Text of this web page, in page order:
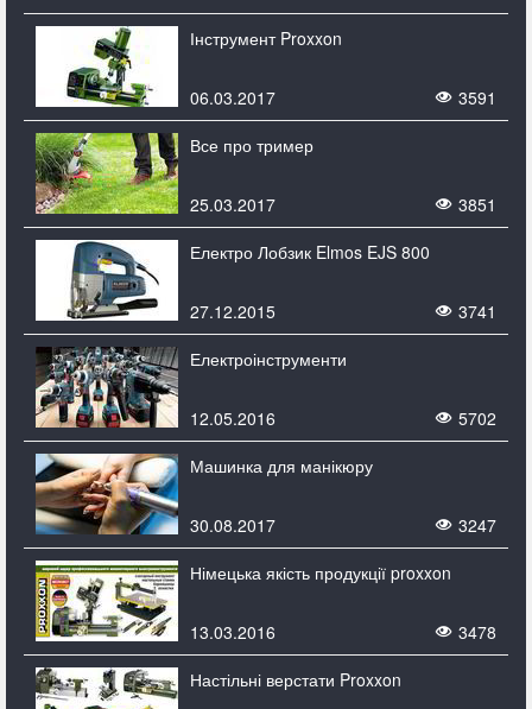
Інструмент Proxxon
06.03.2017
3591
Все про тример
25.03.2017
3851
Електро Лобзик Elmos EJS 800
27.12.2015
3741
Електроінструменти
12.05.2016
5702
Машинка для манікюру
30.08.2017
3247
Німецька якість продукції proxxon
13.03.2016
3478
Настільні верстати Proxxon